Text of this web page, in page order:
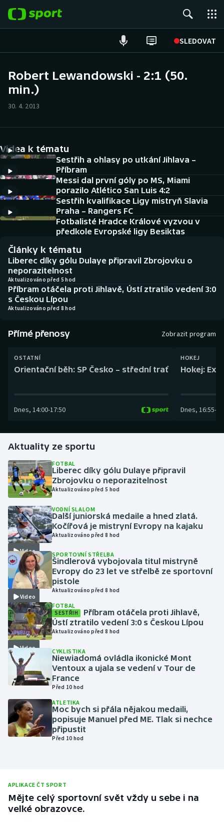
SLEDOVAT
Hokej
Cyklistika
DALŠÍ SPORTY
Americký fotbal
Baseball a softbal
Basketbal
Biatlon
Boby a skeleton
Box
Curling
Golf
Gymnastika
Házená
Jezdectví
Judo
Krasobruslení
Lezení
Lyže a snowboard
Moderní pětiboj
Motorsport
Olympijské hry
Parasport
Plavání
Ragby
Rychlobruslení
NEPŘEHLÉDNĚTE
Historické návraty
Aplikace ČT sport
AZ kvíz
Robert Lewandowski - 2:1 (50.
min.)
30. 4. 2013
Videa k tématu
Sestřih a ohlasy po utkání Jihlava –
Příbram
Messi dal první góly po MS, Miami
porazilo Atlético San Luis 4:2
Sestřih kvalifikace Ligy mistryň Slavia
Praha – Rangers FC
Fotbalisté Hradce Králové vyzvou v
předkole Evropské ligy Besiktas
Články k tématu
Liberec díky gólu Dulaye připravil Zbrojovku o
neporazitelnost
Aktualizováno před 5 hod
Příbram otáčela proti Jihlavě, Ústí ztratilo vedení 3:0
s Českou Lípou
Aktualizováno před 8 hod
Přímé přenosy Zobrazit program
OSTATNÍ
Orientační běh: SP Česko – střední trať
Dnes, 14:00-17:50
HOKEJ
Hokej:
Dnes, 16:55-
Aktuality ze sportu
FOTBAL
Liberec díky gólu Dulaye připravil
Zbrojovku o neporazitelnost
Aktualizováno před 5 hod
Video
VODNÍ SLALOM
Další juniorská medaile a hned zlatá.
Kočířová je mistryní Evropy na kajaku
Aktualizováno před 8 hod
Video
SPORTOVNÍ STŘELBA
Šindlerová vybojovala titul mistryně
Evropy do 23 let ve střelbě ze sportovní
pistole
Aktualizováno před 8 hod
Video
FOTBAL
SESTŘIH
Příbram otáčela proti Jihlavě,
Ústí ztratilo vedení 3:0 s Českou Lípou
Aktualizováno před 8 hod
CYKLISTIKA
Niewiadomá ovládla ikonické Mont
Ventoux a ujala se vedení v Tour de
France
Před 10 hod
ATLETIKA
Moc bych si přála nějakou medaili,
popisuje Manuel před ME. Tlak si nechce
připustit
Před 10 hod
APLIKACE ČT SPORT
Mějte celý sportovní svět vždy u sebe i na
velké obrazovce.